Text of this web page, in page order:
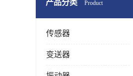
产品分类 Product
传感器
变送器